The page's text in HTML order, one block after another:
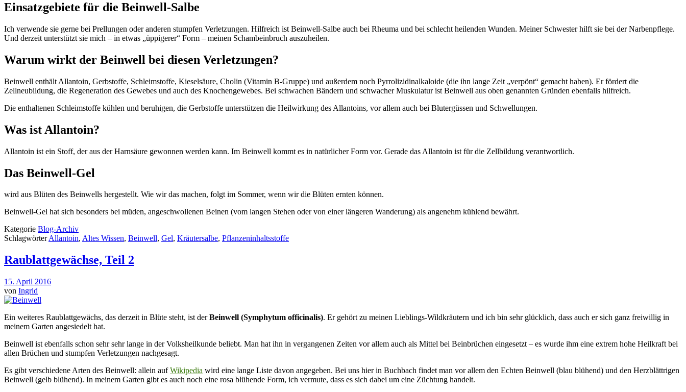
Einsatzgebiete für die Beinwell-Salbe
Ich verwende sie gerne bei Prellungen oder anderen stumpfen Verletzungen. Hilfreich ist Beinwell-Salbe auch bei Rheuma und bei schlecht heilenden Wunden. Meiner Schwester hilft sie bei der Narbenpflege.
Und derzeit unterstützt sie mich – in etwas „üppigerer“ Form – meinen Schambeinbruch auszuheilen.
Warum wirkt der Beinwell bei diesen Verletzungen?
Beinwell enthält Allantoin, Gerbstoffe, Schleimstoffe, Kieselsäure, Cholin (Vitamin B-Gruppe) und außerdem noch Pyrrolizidinalkaloide (die ihn lange Zeit „verpönt“ gemacht haben). Er fördert die
Zellneubildung, die Regeneration des Gewebes und auch des Knochengewebes. Bei schwachen Bändern und schwacher Muskulatur ist Beinwell aus oben genannten Gründen ebenfalls hilfreich.
Die enthaltenen Schleimstoffe kühlen und beruhigen, die Gerbstoffe unterstützen die Heilwirkung des Allantoins, vor allem auch bei Blutergüssen und Schwellungen.
Was ist Allantoin?
Allantoin ist ein Stoff, der aus der Harnsäure gewonnen werden kann. Im Beinwell kommt es in natürlicher Form vor. Gerade das Allantoin ist für die Zellbildung verantwortlich.
Das Beinwell-Gel
wird aus Blüten des Beinwells hergestellt. Wie wir das machen, folgt im Sommer, wenn wir die Blüten ernten können.
Beinwell-Gel hat sich besonders bei müden, angeschwollenen Beinen (vom langen Stehen oder von einer längeren Wanderung) als angenehm kühlend bewährt.
Kategorie Blog-Archiv
SchlagwörterAllantoin, Altes Wissen, Beinwell, Gel, Kräutersalbe, Pflanzeninhaltsstoffe
Raublattgewächse, Teil 2
15. April 2016
von Ingrid
Ein weiteres Raublattgewächs, das derzeit in Blüte steht, ist derBeinwell (Symphytum officinalis). Er gehört zu meinen Lieblings-Wildkräutern und ich bin sehr glücklich, dass auch er sich ganz freiwillig in
meinem Garten angesiedelt hat.
Beinwell ist ebenfalls schon sehr sehr lange in der Volksheilkunde beliebt. Man hat ihn in vergangenen Zeiten vor allem auch als Mittel bei Beinbrüchen eingesetzt – es wurde ihm eine extrem hohe Heilkraft bei
allen Brüchen und stumpfen Verletzungen nachgesagt.
Es gibt verschiedene Arten des Beinwell: allein aufWikipedia wird eine lange Liste davon angegeben. Bei uns hier in Buchbach findet man vor allem den Echten Beinwell (blau blühend) und den Herzblättrigen
Beinwell (gelb blühend). In meinem Garten gibt es auch noch eine rosa blühende Form, ich vermute, dass es sich dabei um eine Züchtung handelt.